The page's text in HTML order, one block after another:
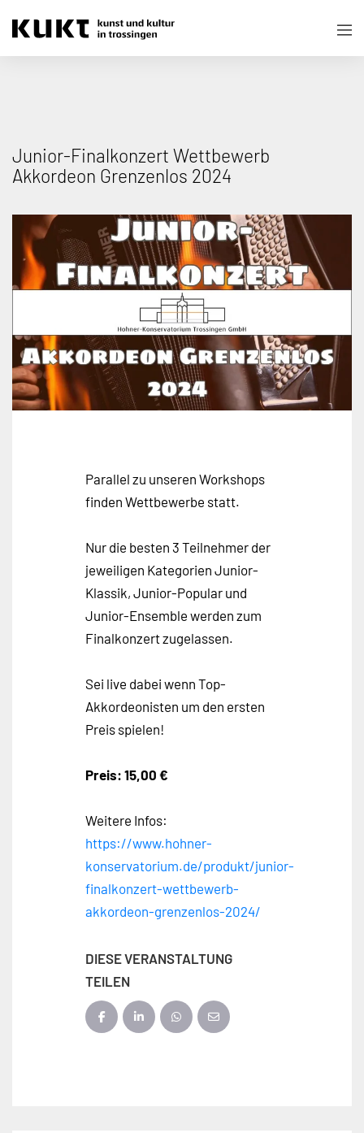
Junior-Finalkonzert Wettbewerb
Akkordeon Grenzenlos 2024
Parallel zu unseren Workshops
finden Wettbewerbe statt.
Nur die besten 3 Teilnehmer der
jeweiligen Kategorien Junior-
Klassik, Junior-Popular und
Junior-Ensemble werden zum
Finalkonzert zugelassen.
Sei live dabei wenn Top-
Akkordeonisten um den ersten
Preis spielen!
Preis: 15,00 €
Weitere Infos:
https://www.hohner-
konservatorium.de/produkt/junior-
finalkonzert-wettbewerb-
akkordeon-grenzenlos-2024/
DIESE VERANSTALTUNG
TEILEN